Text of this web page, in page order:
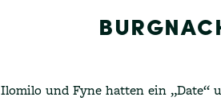
Ilomilo und Fyne hatten ein „Date“